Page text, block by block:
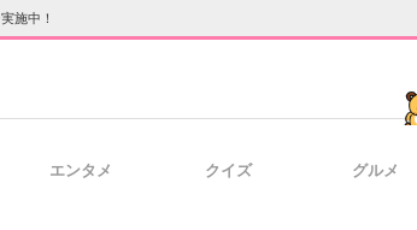
施中！
エンタメ クイズ グルメ